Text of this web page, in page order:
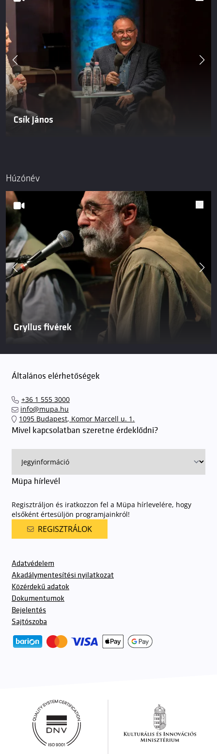
Csík János
Húzónév
Gryllus fivérek
Általános elérhetőségek
+36 1 555 3000
info@mupa.hu
1095 Budapest, Komor Marcell u. 1.
Mivel kapcsolatban szeretne érdeklődni?
Müpa hírlevél
Regisztráljon és iratkozzon fel a Müpa hírlevelére, hogy
elsőként értesüljön programjainkról!
REGISZTRÁLOK
Adatvédelem
Akadálymentesítési nyilatkozat
Közérdekű adatok
Dokumentumok
Bejelentés
Sajtószoba